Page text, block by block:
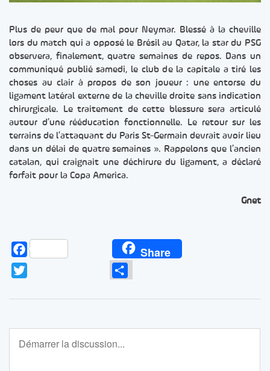
Plus de peur que de mal pour Neymar. Blessé à la cheville
lors du match qui a opposé le Brésil au Qatar, la star du PSG
observera, finalement, quatre semaines de repos. Dans un
communiqué publié samedi, le club de la capitale a tiré les
choses au clair à propos de son joueur : une entorse du
ligament latéral externe de la cheville droite sans indication
chirurgicale. Le traitement de cette blessure sera articulé
autour d’une rééducation fonctionnelle. Le retour sur les
terrains de l’attaquant du Paris St-Germain devrait avoir lieu
dans un délai de quatre semaines ». Rappelons que l’ancien
catalan, qui craignait une déchirure du ligament, a déclaré
forfait pour la Copa America.
Gnet
Facebook Share
Partager